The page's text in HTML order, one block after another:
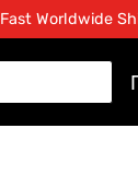
Fast Worldwide